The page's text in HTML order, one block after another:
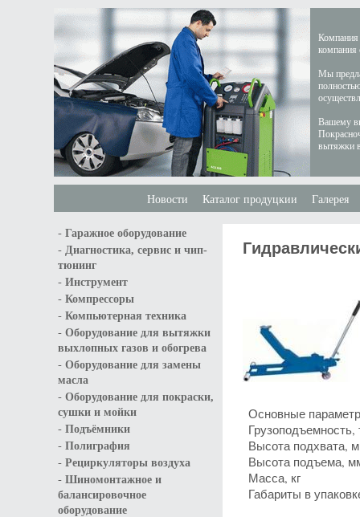
Компания
компания
Мы
Вашему
вытяжки
Новости Каталог продуцкии Галерея
- Гаражное оборудование
- Диагностика, сервис и чип-
тюнинг
- Инструмент
- Компрессоры
- Компьютерная техника
- Оборудование для вытяжки
выхлопных газов и обогрева
- Оборудование для замены
масла
- Оборудование для покраски,
сушки и мойки
- Подъёмники
- Полиграфия
- Рециркуляторы воздуха
- Шиномонтажное и
балансировочное
оборудование
Основные
Грузоподъемность,
Высота подхвата,
Высота подъема,
Масса, кг
Габариты в